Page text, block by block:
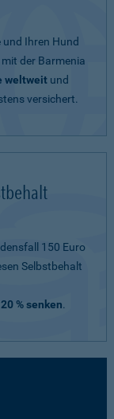
und Ihren Hund
der Barmenia
weltweit und
versichert.
150 Euro
Selbstbehalt
% senken.